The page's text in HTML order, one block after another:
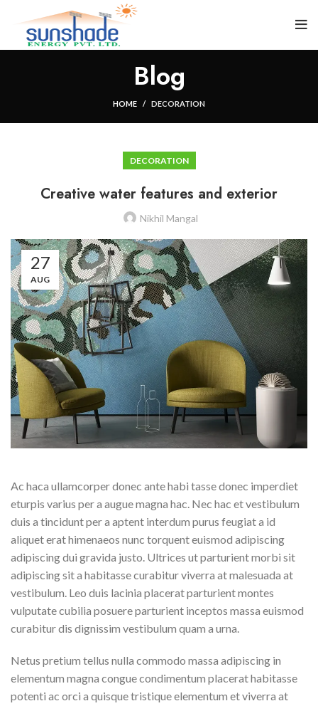
Blog
HOME DECORATION
DECORATION
Creative water features and exterior
Nikhil Mangal
27
AUG
Ac haca ullamcorper donec ante habi tasse donec imperdiet
eturpis varius per a augue magna hac. Nec hac et vestibulum
duis a tincidunt per a aptent interdum purus feugiat a id
aliquet erat himenaeos nunc torquent euismod adipiscing
adipiscing dui gravida justo. Ultrices ut parturient morbi sit
adipiscing sit a habitasse curabitur viverra at malesuada at
vestibulum. Leo duis lacinia placerat parturient montes
vulputate cubilia posuere parturient inceptos massa euismod
curabitur dis dignissim vestibulum quam a urna.
Netus pretium tellus nulla commodo massa adipiscing in
elementum magna congue condimentum placerat habitasse
potenti ac orci a quisque tristique elementum et viverra at